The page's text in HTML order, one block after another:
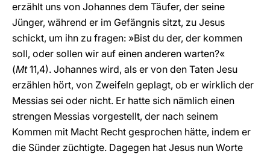
erzählt uns von Johannes dem Täufer, der seine
Jünger, während er im Gefängnis sitzt, zu Jesus
schickt, um ihn zu fragen: »Bist du der, der kommen
soll, oder sollen wir auf einen anderen warten?«
(Mt11,4). Johannes wird, als er von den Taten Jesu
erzählen hört, von Zweifeln geplagt, ob er wirklich der
Messias sei oder nicht. Er hatte sich nämlich einen
strengen Messias vorgestellt, der nach seinem
Kommen mit Macht Recht gesprochen hätte, indem er
die Sünder züchtigte. Dagegen hat Jesus nun Worte